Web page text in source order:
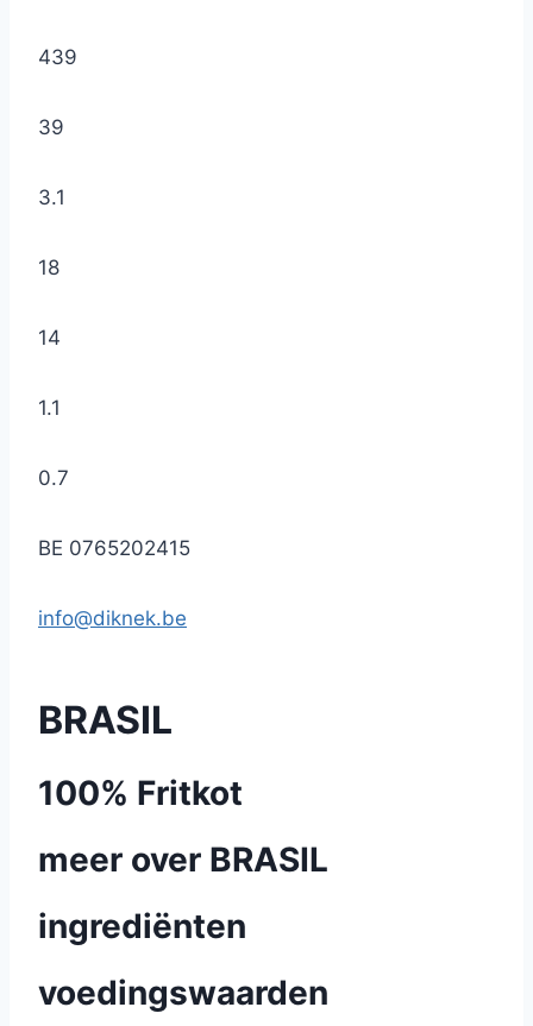
439
39
3.1
18
14
1.1
0.7
BE 0765202415
info@diknek.be
BRASIL
100% Fritkot
meer over BRASIL
ingrediënten
voedingswaarden